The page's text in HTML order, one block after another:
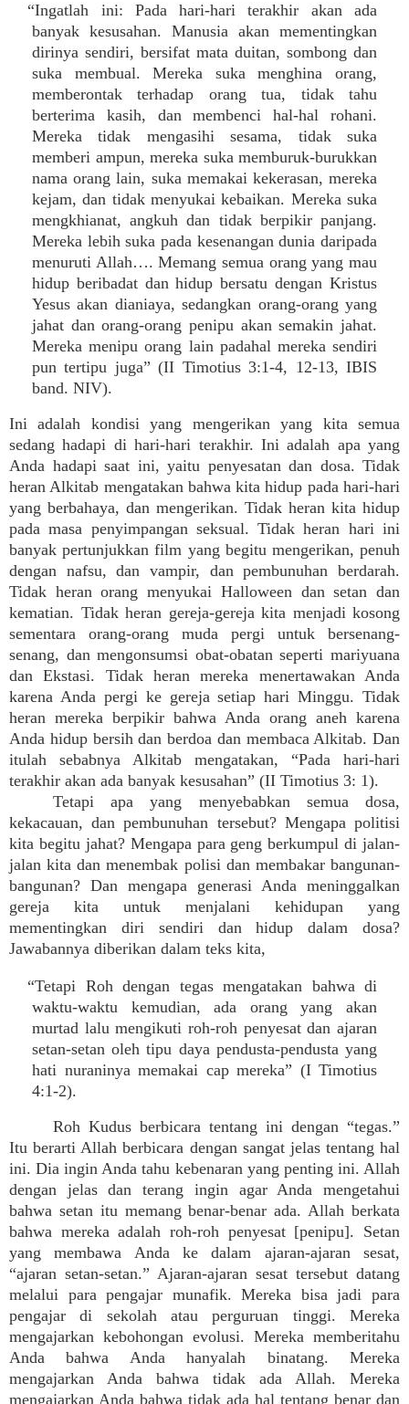
“Ingatlah ini: Pada hari-hari terakhir akan ada
banyak kesusahan. Manusia akan mementingkan
dirinya sendiri, bersifat mata duitan, sombong dan
suka membual. Mereka suka menghina orang,
memberontak terhadap orang tua, tidak tahu
berterima kasih, dan membenci hal-hal rohani.
Mereka tidak mengasihi sesama, tidak suka
memberi ampun, mereka suka memburuk-burukkan
nama orang lain, suka memakai kekerasan, mereka
kejam, dan tidak menyukai kebaikan. Mereka suka
mengkhianat, angkuh dan tidak berpikir panjang.
Mereka lebih suka pada kesenangan dunia daripada
menuruti Allah…. Memang semua orang yang mau
hidup beribadat dan hidup bersatu dengan Kristus
Yesus akan dianiaya, sedangkan orang-orang yang
jahat dan orang-orang penipu akan semakin jahat.
Mereka menipu orang lain padahal mereka sendiri
pun tertipu juga” (II Timotius 3:1-4, 12-13, IBIS
band. NIV).
Ini adalah kondisi yang mengerikan yang kita semua
sedang hadapi di hari-hari terakhir. Ini adalah apa yang
Anda hadapi saat ini, yaitu penyesatan dan dosa. Tidak
heran Alkitab mengatakan bahwa kita hidup pada hari-hari
yang berbahaya, dan mengerikan. Tidak heran kita hidup
pada masa penyimpangan seksual. Tidak heran hari ini
banyak pertunjukkan film yang begitu mengerikan, penuh
dengan nafsu, dan vampir, dan pembunuhan berdarah.
Tidak heran orang menyukai Halloween dan setan dan
kematian. Tidak heran gereja-gereja kita menjadi kosong
sementara orang-orang muda pergi untuk bersenang-
senang, dan mengonsumsi obat-obatan seperti mariyuana
dan Ekstasi. Tidak heran mereka menertawakan Anda
karena Anda pergi ke gereja setiap hari Minggu. Tidak
heran mereka berpikir bahwa Anda orang aneh karena
Anda hidup bersih dan berdoa dan membaca Alkitab. Dan
itulah sebabnya Alkitab mengatakan, “Pada hari-hari
terakhir akan ada banyak kesusahan” (II Timotius 3: 1).
Tetapi apa yang menyebabkan semua dosa,
kekacauan, dan pembunuhan tersebut? Mengapa politisi
kita begitu jahat? Mengapa para geng berkumpul di jalan-
jalan kita dan menembak polisi dan membakar bangunan-
bangunan? Dan mengapa generasi Anda meninggalkan
gereja kita untuk menjalani kehidupan yang
mementingkan diri sendiri dan hidup dalam dosa?
Jawabannya diberikan dalam teks kita,
“Tetapi Roh dengan tegas mengatakan bahwa di
waktu-waktu kemudian, ada orang yang akan
murtad lalu mengikuti roh-roh penyesat dan ajaran
setan-setan oleh tipu daya pendusta-pendusta yang
hati nuraninya memakai cap mereka” (I Timotius
4:1-2).
Roh Kudus berbicara tentang ini dengan “tegas.”
Itu berarti Allah berbicara dengan sangat jelas tentang hal
ini. Dia ingin Anda tahu kebenaran yang penting ini. Allah
dengan jelas dan terang ingin agar Anda mengetahui
bahwa setan itu memang benar-benar ada. Allah berkata
bahwa mereka adalah roh-roh penyesat [penipu]. Setan
yang membawa Anda ke dalam ajaran-ajaran sesat,
“ajaran setan-setan.” Ajaran-ajaran sesat tersebut datang
melalui para pengajar munafik. Mereka bisa jadi para
pengajar di sekolah atau perguruan tinggi. Mereka
mengajarkan kebohongan evolusi. Mereka memberitahu
Anda bahwa Anda hanyalah binatang. Mereka
mengajarkan Anda bahwa tidak ada Allah. Mereka
mengajarkan Anda bahwa tidak ada hal tentang benar dan